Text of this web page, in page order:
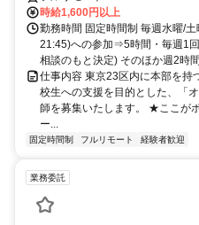
時給1,600円以上
勤務時間 固定時間制 毎週水曜/
21:45)への参加⇒5時間・毎週1
相談のもと決定) そのほか週2時
仕事内容 東京23区内に本部を持
校生への支援を目的とした、「
師を募集いたします。 ★ここが
ー...
固定時間制 フルリモート 経験者歓迎
業務委託